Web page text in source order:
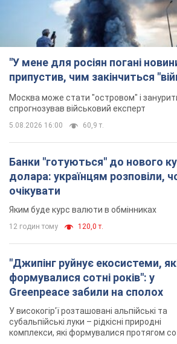
"У мене для росіян погані
припустив, чим закінчиться
Москва може стати "островом" і
спрогнозував військовий експерт
5.08.2026 16:00 60,9 т.
Банки "готуються" до нового
долара: українцям розповіли,
очікувати
Яким буде курс валюти в обмінниках
12 годин тому 120,0 т.
"Джипінг руйнує екосистеми,
формувалися сотні років": у
Greenpeace забили на сполох
У високогір'ї розташовані альпійські та
субальпійські луки – рідкісні природні
комплекси, які формувалися протягом